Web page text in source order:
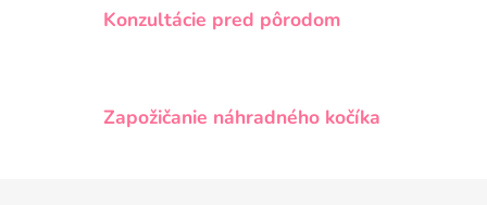
ý
u
Konzultácie pred pôrodom
Zapožičanie náhradného kočíka